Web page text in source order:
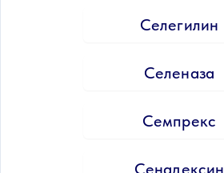
Селегилин
Селеназа
Семпрекс
Сенадексин